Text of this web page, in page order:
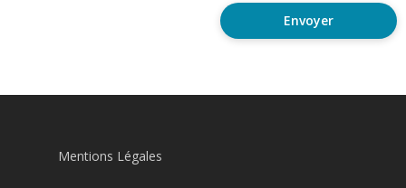
Mentions Légales